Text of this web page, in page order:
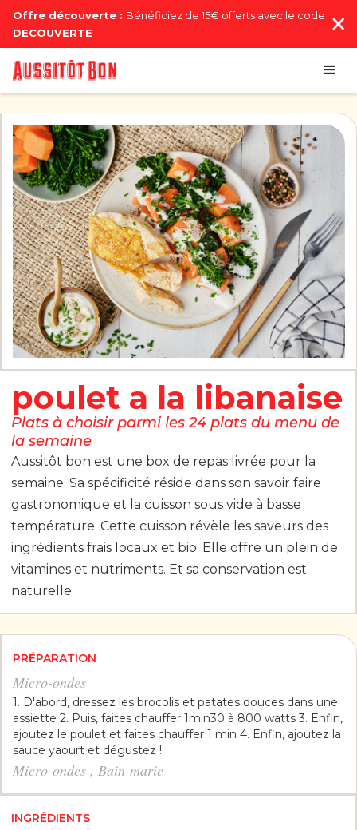
Offre découverte : Bénéficiez de 15€ offerts avec le code
DECOUVERTE
poulet a la libanaise
Plats à choisir parmi les 24 plats du menu de
la semaine
Aussitôt bon est une box de repas livrée pour la
semaine. Sa spécificité réside dans son savoir faire
gastronomique et la cuisson sous vide à basse
température. Cette cuisson révèle les saveurs des
ingrédients frais locaux et bio. Elle offre un plein de
vitamines et nutriments. Et sa conservation est
naturelle.
PRÉPARATION
Micro-ondes
1. D'abord, dressez les brocolis et patates douces dans une
assiette 2. Puis, faites chauffer 1min30 à 800 watts 3. Enfin,
ajoutez le poulet et faites chauffer 1 min 4. Enfin, ajoutez la
sauce yaourt et dégustez !
Micro-ondes , Bain-marie
INGRÉDIENTS